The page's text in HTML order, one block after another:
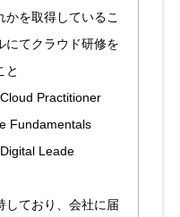
かを取得しているこ
にてクラウド研修を
と
Practitioner
Leade
しており、会社に届